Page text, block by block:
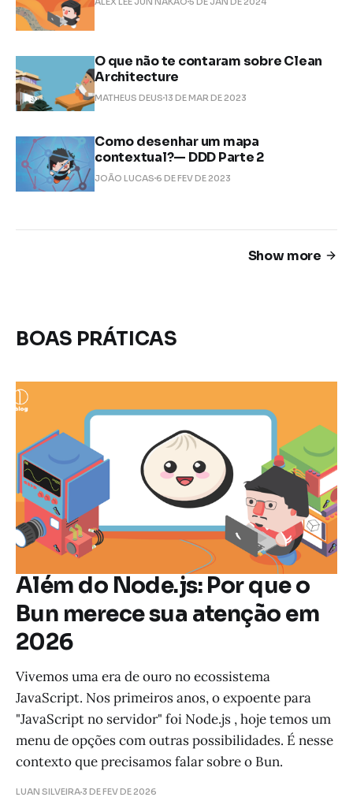
O que não te contaram sobre Clean
Architecture
MATHEUS DEUS 13 DE MAR DE 2023
Como desenhar um mapa
contextual?— DDD Parte 2
JOÃO LUCAS 6 DE FEV DE 2023
Show more
BOAS PRÁTICAS
Além do Node.js: Por que o
Bun merece sua atenção em
2026
Vivemos uma era de ouro no ecossistema
JavaScript. Nos primeiros anos, o expoente para
"JavaScript no servidor" foi Node.js , hoje temos um
menu de opções com outras possibilidades. É nesse
contexto que precisamos falar sobre o Bun.
LUAN SILVEIRA 3 DE FEV DE 2026